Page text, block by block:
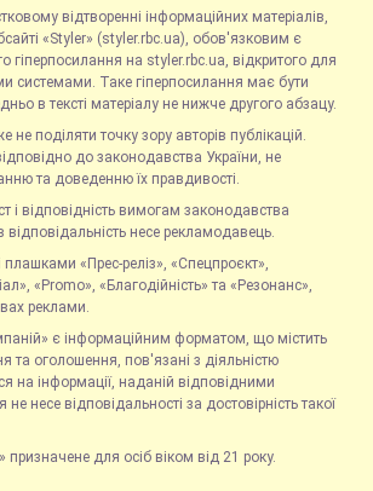
відтворенні інформаційних матеріалів,
«Styler» (styler.rbc.ua), обов'язковим є
гіперпосилання на styler.rbc.ua, відкритого для
системами. Таке гіперпосилання має бути
в тексті матеріалу не нижче другого абзацу.
не поділяти точку зору авторів публікацій.
до законодавства України, не
та доведенню їх правдивості.
і відповідність вимогам законодавства
відповідальність несе рекламодавець.
плашками «Прес-реліз», «Спецпроєкт»,
«Promo», «Благодійність» та «Резонанс»,
реклами.
є інформаційним форматом, що містить
та оголошення, пов'язані з діяльністю
на інформації, наданій відповідними
несе відповідальності за достовірність такої
для осіб віком від 21 року.